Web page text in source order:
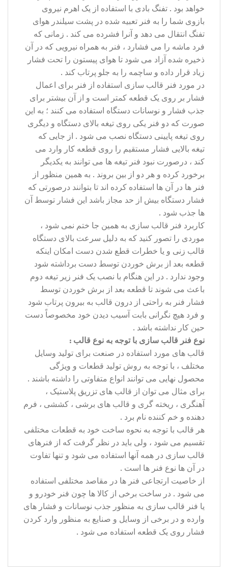
خواهد بود . تفنگ بادی با استفاده از یک اهرم نیروی
بازوی شما را به فنر تعبیه شده در پشت سیلندر هوای
تفنگ انتقال می دهد و آنرا فشرده می کند . زمانی که
فرد ماشه را می فشارد ، فنر به همراه نیرویی که در آن
ذخیره شده آزاد می شود تا هوای پیستون را تحت فشار
زیاد قرار داده و ساچمه را به جلو پرتاب کند .
در مورد فنر قالب سازی استفاده از فنر برای اعمال
فشار بر روی یک قطعه کمتر است و از آن بیشتر برای
جذب فشار و نوسانات دستگاه استفاده می کنند ؛ به این
صورت که دو فنر یکی روی تیغه بالای دستگاه و دیگری
روی تیغه پایینی دستگاه نصب می شود . از جایی که
تیغه بالایی فشار مستقیم را روی قطعه کار وارد می
کند ، درصورت نبود فنر تیغه ها می توانند به یکدیگر
برخورد کرده و هر دو از بین بروند . به همین منظور از
فنر ها در آن ها استفاده کرده اند تا بتوانند درصورتی که
فشار دستگاه بیش از حد مجاز باشد این فشار توسط آن
ها جذب شود .
کاربرد فنر قالب سازی به همین جا ختم نمی شود ،
موردی را تصور کنید که به دلیل سرعت بالای دستگاه
قالب زنی و یا خطرات قطع شدن دست امکان اینکه
قطعه بعد از برش خوردن توسط دست برداشته شود
وجود ندارد . در این هنگام با نصب یک فنر زیر تیغه دوم
باعث می شوند تا قطعه بعد از برش خوردن توسط
فشار فنر به راحتی از درون قالب به بیرون پرتاب شود
و فرد هیچ نگرانی بابت آسیب دیدن خود مخصوصاً دست
حین کار نداشته باشد .
نوع فنر قالب سازی با توجه به نوع قالب :
قالب های مورد استفاده در صنعت برای تولید وسایل
مختلف ، با توجه به روش تولید قطعات و ویژگی
محصول نهایی می توانند انواع متفاوتی را داشته باشند .
برای مثال می توان از قالب های تزریق پلاستیک ،
آهنگری ، ریخته گری و قالب های برشی ، کششی ، فرم
دهنده و خم کننده نام برد .
هر قالب با توجه به نحوه ساخت خود به قطعات مختلفی
تقسیم می شود ، ولی باید در نظر گرفت که از فنرهای
قالب سازی در همه آنها استفاده می شود و تنها تفاوت
در آن ها نوع فنر ها است .
از خاصیت ارتجاعی فنر ها در مقاصد مختلفی استفاده
می شود . در ساخت برخی از کالا ها چون فنر خودرو و
یا فنر قالب سازی به منظور جذب نوسانات و فشار های
وارده و در برخی از وسایل و صنایع به منظور وارد کردن
فشار روی یک قطعه استفاده می شود .